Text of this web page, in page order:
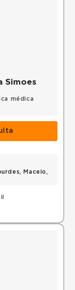
Simoes
médica
Maceio,